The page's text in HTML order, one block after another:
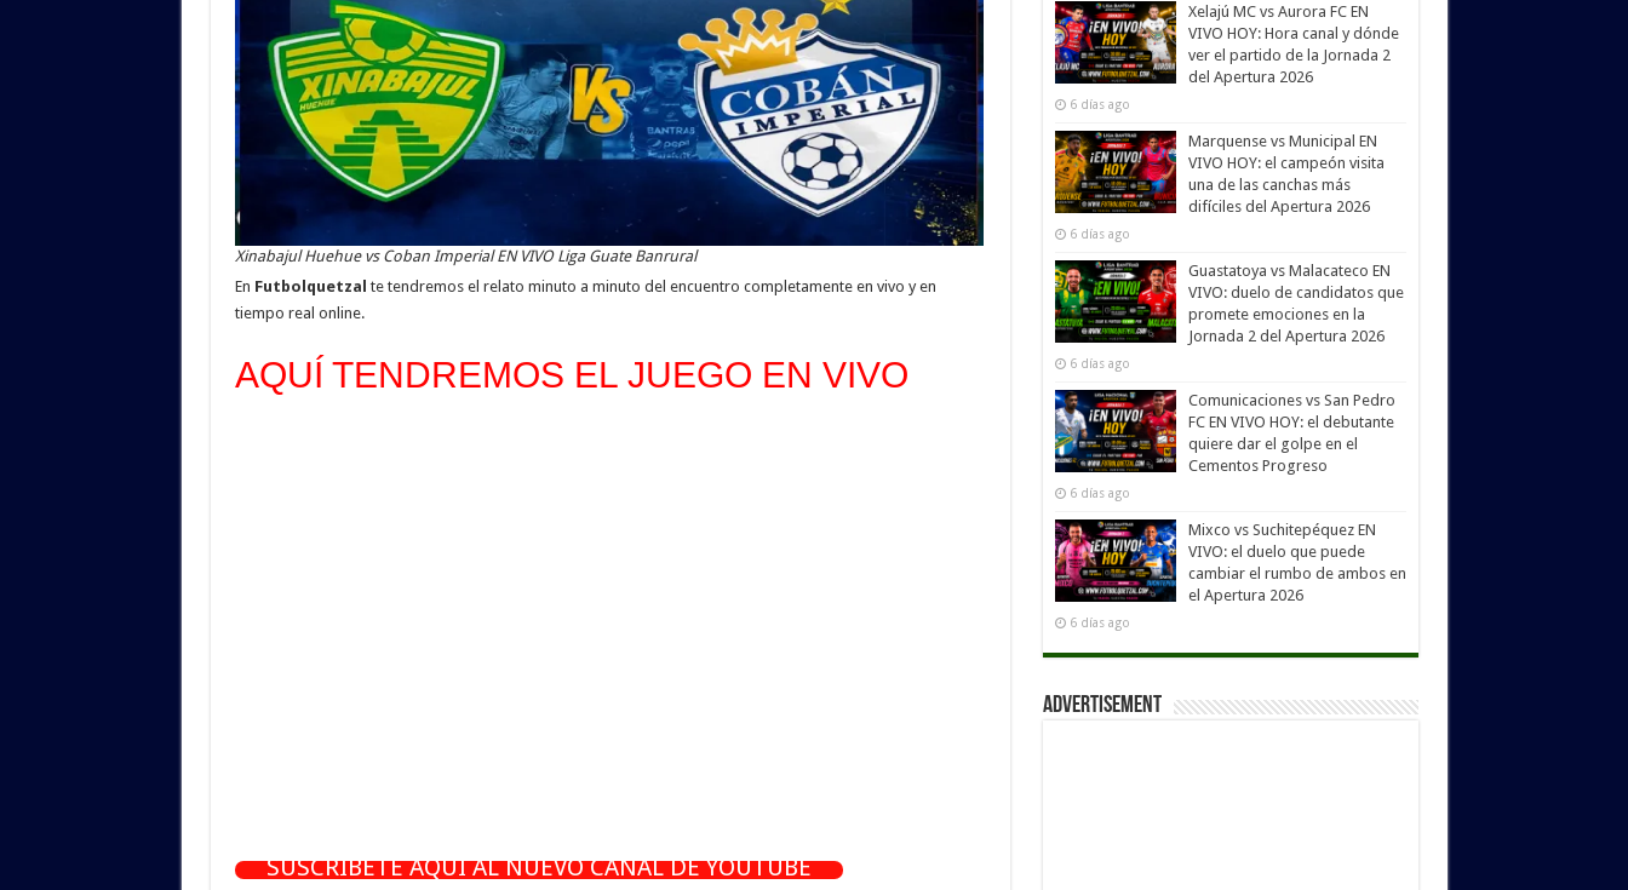
Xinabajul Huehue vs Coban Imperial EN VIVO Liga Guate Banrural
En Futbolquetzal te tendremos el relato minuto a minuto del encuentro completamente en vivo y en
tiempo real online.
AQUÍ TENDREMOS EL JUEGO EN VIVO
SUSCRÍBETE AQUÍ AL NUEVO CANAL DE YOUTUBE
Xelajú MC vs Aurora FC EN
VIVO HOY: Hora canal y dónde
ver el partido de la Jornada 2
del Apertura 2026
6 días ago
Marquense vs Municipal EN
VIVO HOY: el campeón visita
una de las canchas más
difíciles del Apertura 2026
6 días ago
Guastatoya vs Malacateco EN
VIVO: duelo de candidatos que
promete emociones en la
Jornada 2 del Apertura 2026
6 días ago
Comunicaciones vs San Pedro
FC EN VIVO HOY: el debutante
quiere dar el golpe en el
Cementos Progreso
6 días ago
Mixco vs Suchitepéquez EN
VIVO: el duelo que puede
cambiar el rumbo de ambos en
el Apertura 2026
6 días ago
Advertisement